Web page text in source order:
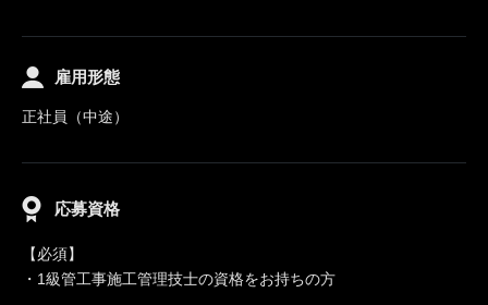
雇用形態
正社員（中途）
応募資格
【必須】
・1級管工事施工管理技士の資格をお持ちの方